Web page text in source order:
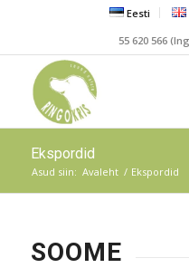
Eesti
55 620 566
Ekspordid
Asud siin: Avaleht / Ekspordid
SOOME